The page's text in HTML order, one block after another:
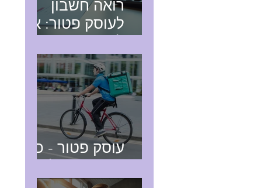
רואה חשבון
לעוסק פטור: איך
עוסק פטור - כל